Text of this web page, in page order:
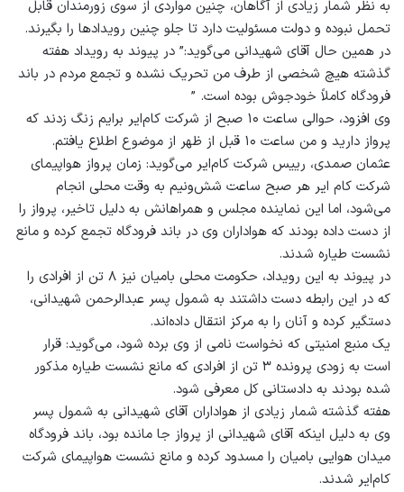
به نظر شمار زیادی از آگاهان، چنین مواردی از سوی زورمندان قابل
تحمل نبوده و دولت مسئولیت دارد تا جلو چنین رویدادها را بگیرند.
در همین حال آقای شهیدانی می‌گوید:” در پیوند به رویداد هفته
گذشته هیچ شخصی از طرف من تحریک نشده و تجمع مردم در باند
فرودگاه کاملاً خودجوش بوده است. ”
وی افزود، حوالی ساعت ۱۰ صبح از شرکت کام‌ایر برایم زنگ زدند که
پرواز دارید و من ساعت ۱۰ قبل از ظهر از موضوع اطلاع یافتم.
عثمان صمدی، رییس شرکت کام‌ایر می‌گوید: زمان پرواز هواپیمای
شرکت کام ایر هر صبح ساعت شش‌ونیم به وقت محلی انجام
می‌شود، اما این نماینده مجلس و همراهانش به دلیل تاخیر، پرواز را
از دست داده بودند که هواداران وی در باند فرودگاه تجمع کرده و مانع
نشست طیاره شدند.
در پیوند به این رویداد، حکومت محلی بامیان نیز ۸ تن از افرادی را
که در این رابطه دست داشتند به شمول پسر عبدالرحمن شهیدانی،
دستگیر کرده و آنان را به مرکز انتقال داده‌اند.
یک منبع امنیتی که نخواست نامی از وی برده شود، می‌گوید: قرار
است به زودی پرونده ۳ تن از افرادی که مانع نشست طیاره مذکور
شده بودند به دادستانی کل معرفی شود.
هفته گذشته شمار زیادی از هواداران آقای شهیدانی به شمول پسر
وی به دلیل اینکه آقای شهیدانی از پرواز جا مانده‌ بود، باند فرودگاه
میدان هوایی بامیان را مسدود کرده و مانع نشست هواپیمای شرکت
کام‌ایر شدند.